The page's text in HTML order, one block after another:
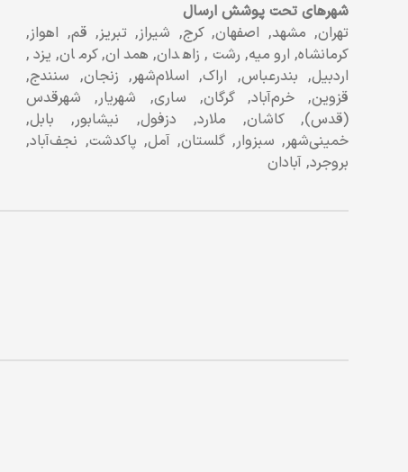
شهرهای تحت پوشش ارسال
تهران, مشهد, اصفهان, کرج, شیراز, تبریز, قم, اهواز,
کرمانشاه, ارومیه, رشت, زاهدان, همدان, کرمان, یزد,
اردبیل, بندرعباس, اراک, اسلام‌شهر, زنجان, سنندج,
قزوین, خرم‌آباد, گرگان, ساری, شهریار, شهرقدس
(قدس), کاشان, ملارد, دزفول, نیشابور, بابل,
خمینی‌شهر, سبزوار, گلستان, آمل, پاکدشت, نجف‌آباد,
بروجرد, آبادان